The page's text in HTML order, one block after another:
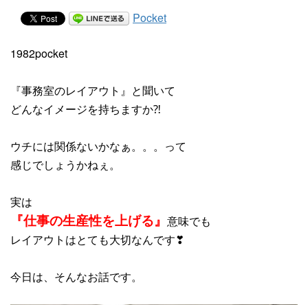
Pocket
1982pocket
『事務室のレイアウト』と聞いて
どんなイメージを持ちますか⁈
ウチには関係ないかなぁ。。。って
感じでしょうかねぇ。
実は
『仕事の生産性を上げる』 意味でも
レイアウトはとても大切なんです❣
今日は、そんなお話です。